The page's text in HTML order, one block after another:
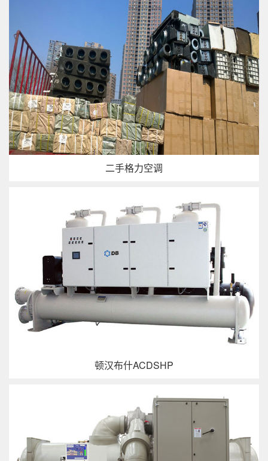
二手格力空调
顿汉布什ACDSHP